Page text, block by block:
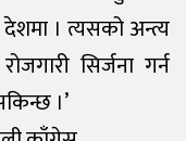
। त्यसको अन्त्य
सिर्जना गर्न
।’